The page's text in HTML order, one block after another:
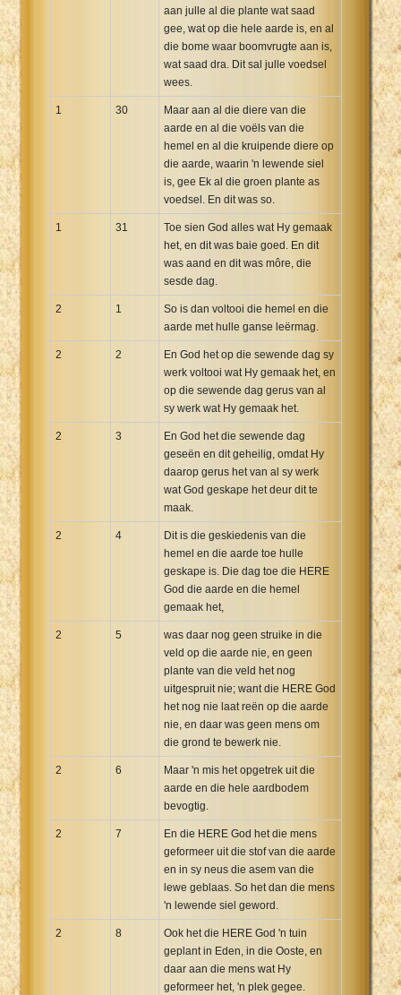
aan julle al die plante wat saad
gee, wat op die hele aarde is, en al
die bome waar boomvrugte aan is,
wat saad dra. Dit sal julle voedsel
wees.
1 30
Maar aan al die diere van die
aarde en al die voëls van die
hemel en al die kruipende diere op
die aarde, waarin 'n lewende siel
is, gee Ek al die groen plante as
voedsel. En dit was so.
1 31
Toe sien God alles wat Hy gemaak
het, en dit was baie goed. En dit
was aand en dit was môre, die
sesde dag.
2 1
So is dan voltooi die hemel en die
aarde met hulle ganse leërmag.
2 2
En God het op die sewende dag sy
werk voltooi wat Hy gemaak het, en
op die sewende dag gerus van al
sy werk wat Hy gemaak het.
2 3
En God het die sewende dag
geseën en dit geheilig, omdat Hy
daarop gerus het van al sy werk
wat God geskape het deur dit te
maak.
2 4
Dit is die geskiedenis van die
hemel en die aarde toe hulle
geskape is. Die dag toe die HERE
God die aarde en die hemel
gemaak het,
2 5
was daar nog geen struike in die
veld op die aarde nie, en geen
plante van die veld het nog
uitgespruit nie; want die HERE God
het nog nie laat reën op die aarde
nie, en daar was geen mens om
die grond te bewerk nie.
2 6
Maar 'n mis het opgetrek uit die
aarde en die hele aardbodem
bevogtig.
2 7
En die HERE God het die mens
geformeer uit die stof van die aarde
en in sy neus die asem van die
lewe geblaas. So het dan die mens
'n lewende siel geword.
2 8
Ook het die HERE God 'n tuin
geplant in Eden, in die Ooste, en
daar aan die mens wat Hy
geformeer het, 'n plek gegee.